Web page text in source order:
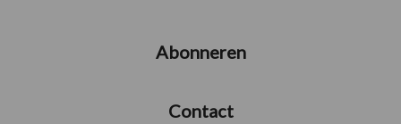
Abonneren
Contact